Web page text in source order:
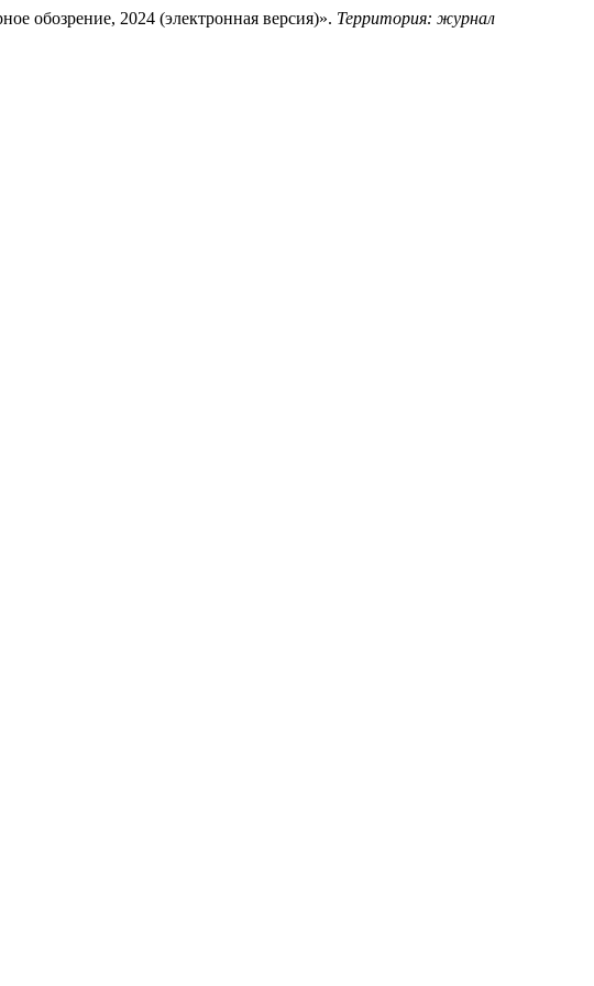
обозрение, 2024 (электронная версия)». Территория: журнал